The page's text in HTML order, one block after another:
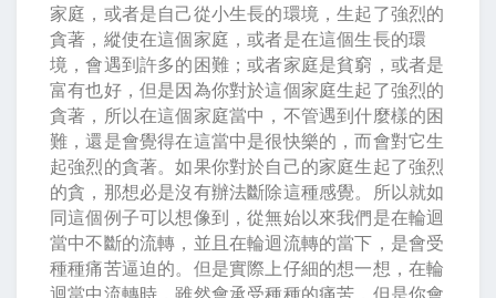
家庭，或者是自己從小生長的環境，生起了強烈的
貪著，縱使在這個家庭，或者是在這個生長的環
境，會遇到許多的困難；或者家庭是貧窮，或者是
富有也好，但是因為你對於這個家庭生起了強烈的
貪著，所以在這個家庭當中，不管遇到什麼樣的困
難，還是會覺得在這當中是很快樂的，而會對它生
起強烈的貪著。如果你對於自己的家庭生起了強烈
的貪，那想必是沒有辦法斷除這種感覺。所以就如
同這個例子可以想像到，從無始以來我們是在輪迴
當中不斷的流轉，並且在輪迴流轉的當下，是會受
種種痛苦逼迫的。但是實際上仔細的想一想，在輪
迴當中流轉時，雖然會承受種種的痛苦，但是你會